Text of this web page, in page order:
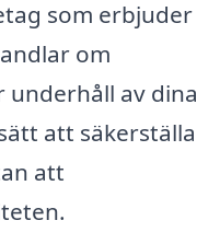
som erbjuder
om
av dina
att säkerställa
att